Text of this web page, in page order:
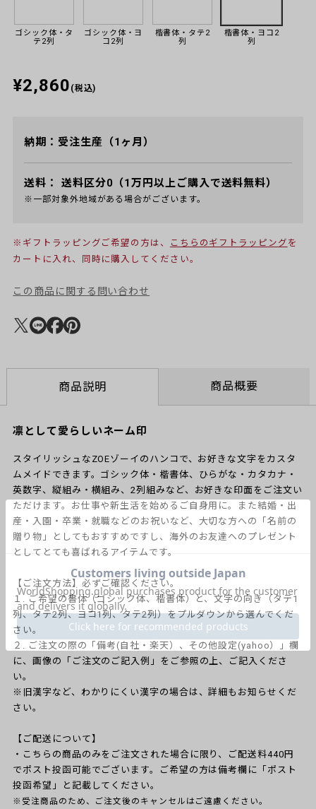
ゴシック体・タ
テ2列
ゴシック体・ヨ
コ2列
楷書体・タテ2
列
楷書体・ヨコ2
列
¥2,860 (税込)
納期：受注生産（1ヶ月）
送料： 送料区分0（1万円以上ご購入で送料無料）
※一部対象外地域がある場合がございます。
※ギフトラッピングご希望の方は、 こちらのギフトラッピング を
カートに入れ、同時に購入してください。
この商品に関する問い合わせ
商品説明 商品概要
凛として愛らしいネーム印
スタイリッシュなZOEゾーイのハンコで、お好きな文字をカスタ
ムメイドできます。ゴシック体・楷書体、ひらがな・カタカナ・
英数字、縦組み・横組み、2列組みなど、お好きな印面をご注文い
ただけます。お仕事や新生活を始めるご自身用に。また結婚・出
産・入園・卒業・就職などのお祝いなど、大切な方への「名前の
贈り物」としてもおすすめですし、海外のお友達へのプレゼント
としてとても喜ばれるアイテムです。
【ご注文方法】必ずご確認ください。
１. ご希望の書体（ゴシック体、楷書体）と、文字の向き（タテ1
列、タテ2列、ヨコ1列、タテ2列）をプルダウンから選んでくだ
さい。
２. ご注文の際の「備考(自社・楽天）、その他設定(yahoo）」欄
に、画像の「ご注文のご記入例」をご参照の上、ご記入くださ
い。
※旧漢字など、わかりにくい漢字の場合は、詳細もお知らせくだ
さい。
【ご配送について】
・こちらの商品のみをご注文された場合に限り、ご配送料440円
でポスト投函可能でございます。ご希望の方は備考欄に「ポスト
投函希望」と記載してください。
※受注商品のため、ご注文後のキャンセルはご遠慮ください。